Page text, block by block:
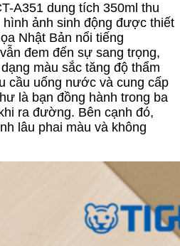
A351 dung tích 350ml thu
ảnh sinh động được thiết
Nhật Bản nổi tiếng
đem đến sự sang trọng,
màu sắc tăng độ thẩm
cầu uống nước và cung cấp
là bạn đồng hành trong ba
ra đường. Bên cạnh đó,
lâu phai màu và không